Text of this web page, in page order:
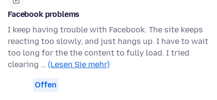
Facebook problems
I keep having trouble with Facebook. The site keeps
reacting too slowly, and just hangs up. I have to wait
too long for the the content to fully load. I tried
clearing … (Lesen Sie mehr)
Offen